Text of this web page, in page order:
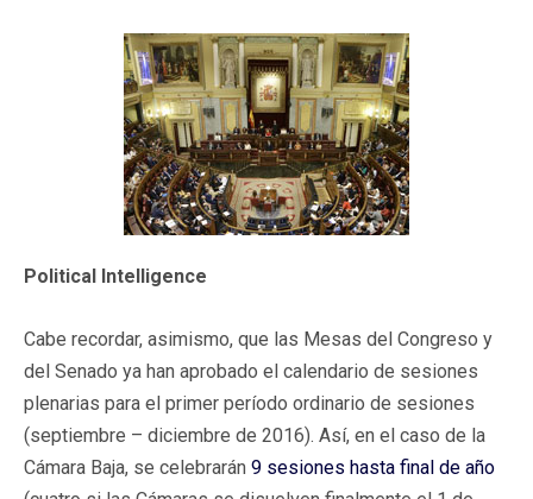
Political Intelligence
Cabe recordar, asimismo, que las Mesas del Congreso y
del Senado ya han aprobado el calendario de sesiones
plenarias para el primer período ordinario de sesiones
(septiembre – diciembre de 2016). Así, en el caso de la
Cámara Baja, se celebrarán 9 sesiones hasta final de año